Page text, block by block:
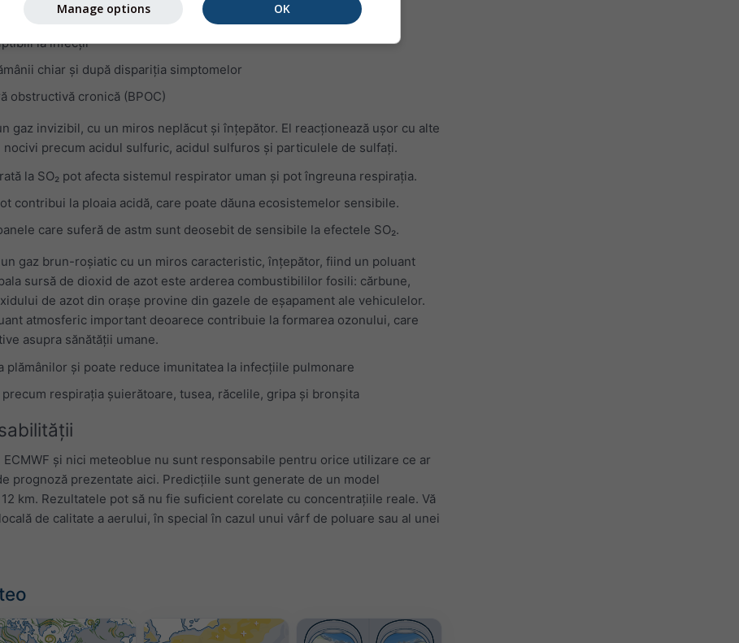
astm
la infecții
chiar și după dispariția simptomelor
obstructivă cronică (BPOC)
gaz invizibil, cu un miros neplăcut și înțepător. El reacționează ușor cu alte
precum acidul sulfuric, acidul sulfuros și particulele de sulfați.
la SO₂ pot afecta sistemul respirator uman și pot îngreuna respirația.
contribui la ploaia acidă, care poate dăuna ecosistemelor sensibile.
care suferă de astm sunt deosebit de sensibile la efectele SO₂.
gaz brun-roșiatic cu un miros caracteristic, înțepător, fiind un poluant
sursă de dioxid de azot este arderea combustibililor fosili: cărbune,
de azot din orașe provine din gazele de eșapament ale vehiculelor.
atmosferic important deoarece contribuie la formarea ozonului, care
asupra sănătății umane.
plămânilor și poate reduce imunitatea la infecțiile pulmonare
precum respirația șuierătoare, tusea, răcelile, gripa și bronșita
ECMWF și nici meteoblue nu sunt responsabile pentru orice utilizare ce ar
prognoză prezentate aici. Predicțiile sunt generate de un model
km. Rezultatele pot să nu fie suficient corelate cu concentrațiile reale. Vă
de calitate a aerului, în special în cazul unui vârf de poluare sau al unei
OK
Manage options